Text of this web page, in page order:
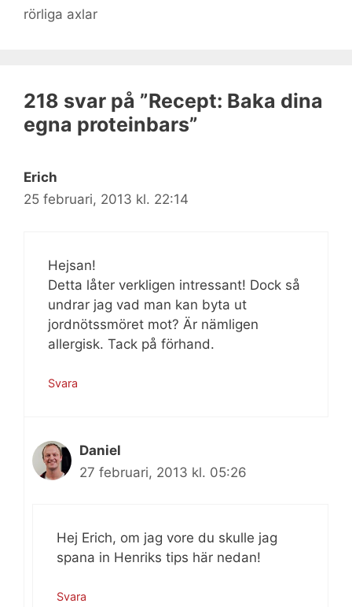
rörliga axlar
218 svar på ”Recept: Baka dina
egna proteinbars”
Erich
25 februari, 2013 kl. 22:14
Hejsan!
Detta låter verkligen intressant! Dock så
undrar jag vad man kan byta ut
jordnötssmöret mot? Är nämligen
allergisk. Tack på förhand.
Svara
Daniel
27 februari, 2013 kl. 05:26
Hej Erich, om jag vore du skulle jag
spana in Henriks tips här nedan!
Svara